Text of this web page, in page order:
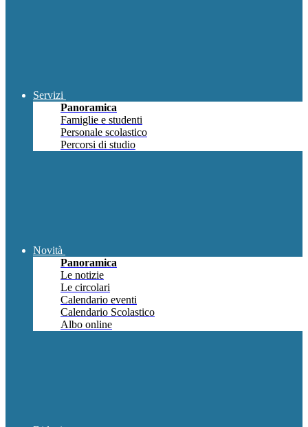
Servizi
Panoramica
Famiglie e studenti
Personale scolastico
Percorsi di studio
Novità
Panoramica
Le notizie
Le circolari
Calendario eventi
Calendario Scolastico
Albo online